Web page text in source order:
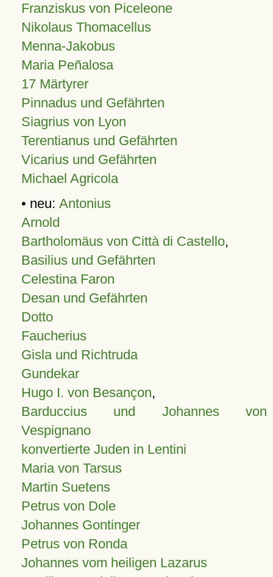
Franziskus von Piceleone
Nikolaus Thomacellus
Menna-Jakobus
Maria Peñalosa
17 Märtyrer
Pinnadus und Gefährten
Siagrius von Lyon
Terentianus und Gefährten
Vicarius und Gefährten
Michael Agricola
• neu: Antonius
Arnold
Bartholomäus von Città di Castello,
Basilius und Gefährten
Celestina Faron
Desan und Gefährten
Dotto
Faucherius
Gisla und Richtruda
Gundekar
Hugo I. von Besançon,
Barduccius und Johannes von
Vespignano
konvertierte Juden in Lentini
Maria von Tarsus
Martin Suetens
Petrus von Dole
Johannes Gontinger
Petrus von Ronda
Johannes vom heiligen Lazarus